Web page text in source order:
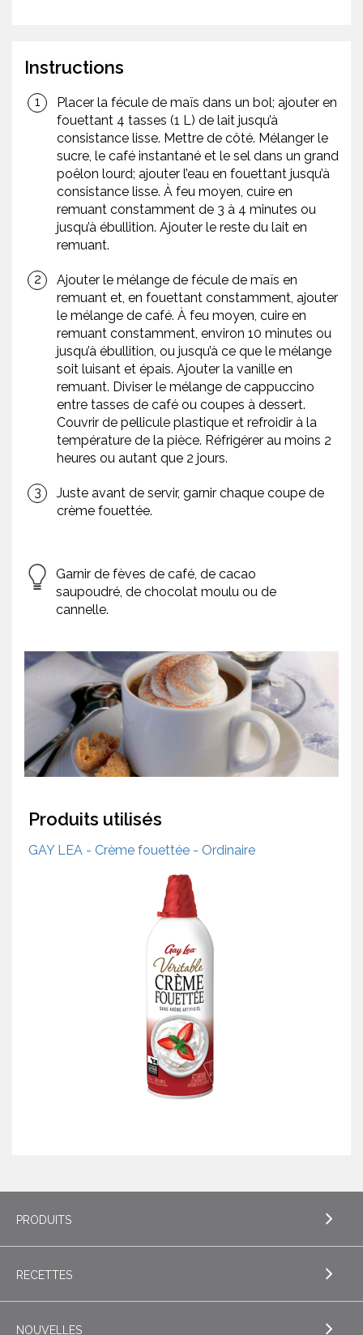
Instructions
Placer la fécule de maïs dans un bol; ajouter en
fouettant 4 tasses (1 L) de lait jusqu’à
consistance lisse. Mettre de côté. Mélanger le
sucre, le café instantané et le sel dans un grand
poêlon lourd; ajouter l’eau en fouettant jusqu’à
consistance lisse. À feu moyen, cuire en
remuant constamment de 3 à 4 minutes ou
jusqu’à ébullition. Ajouter le reste du lait en
remuant.
Ajouter le mélange de fécule de maïs en
remuant et, en fouettant constamment, ajouter
le mélange de café. À feu moyen, cuire en
remuant constamment, environ 10 minutes ou
jusqu’à ébullition, ou jusqu’à ce que le mélange
soit luisant et épais. Ajouter la vanille en
remuant. Diviser le mélange de cappuccino
entre tasses de café ou coupes à dessert.
Couvrir de pellicule plastique et refroidir à la
température de la pièce. Réfrigérer au moins 2
heures ou autant que 2 jours.
Juste avant de servir, garnir chaque coupe de
crème fouettée.
Garnir de fèves de café, de cacao
saupoudré, de chocolat moulu ou de
cannelle.
Produits utilisés
GAY LEA - Crème fouettée - Ordinaire
PRODUITS
EXPLORE PRODUITS
RECETTES
NOUVELLES